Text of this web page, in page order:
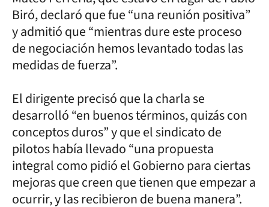
Biró, declaró que fue “una reunión positiva”
y admitió que “mientras dure este proceso
de negociación hemos levantado todas las
medidas de fuerza”.
El dirigente precisó que la charla se
desarrolló “en buenos términos, quizás con
conceptos duros” y que el sindicato de
pilotos había llevado “una propuesta
integral como pidió el Gobierno para ciertas
mejoras que creen que tienen que empezar a
ocurrir, y las recibieron de buena manera”.